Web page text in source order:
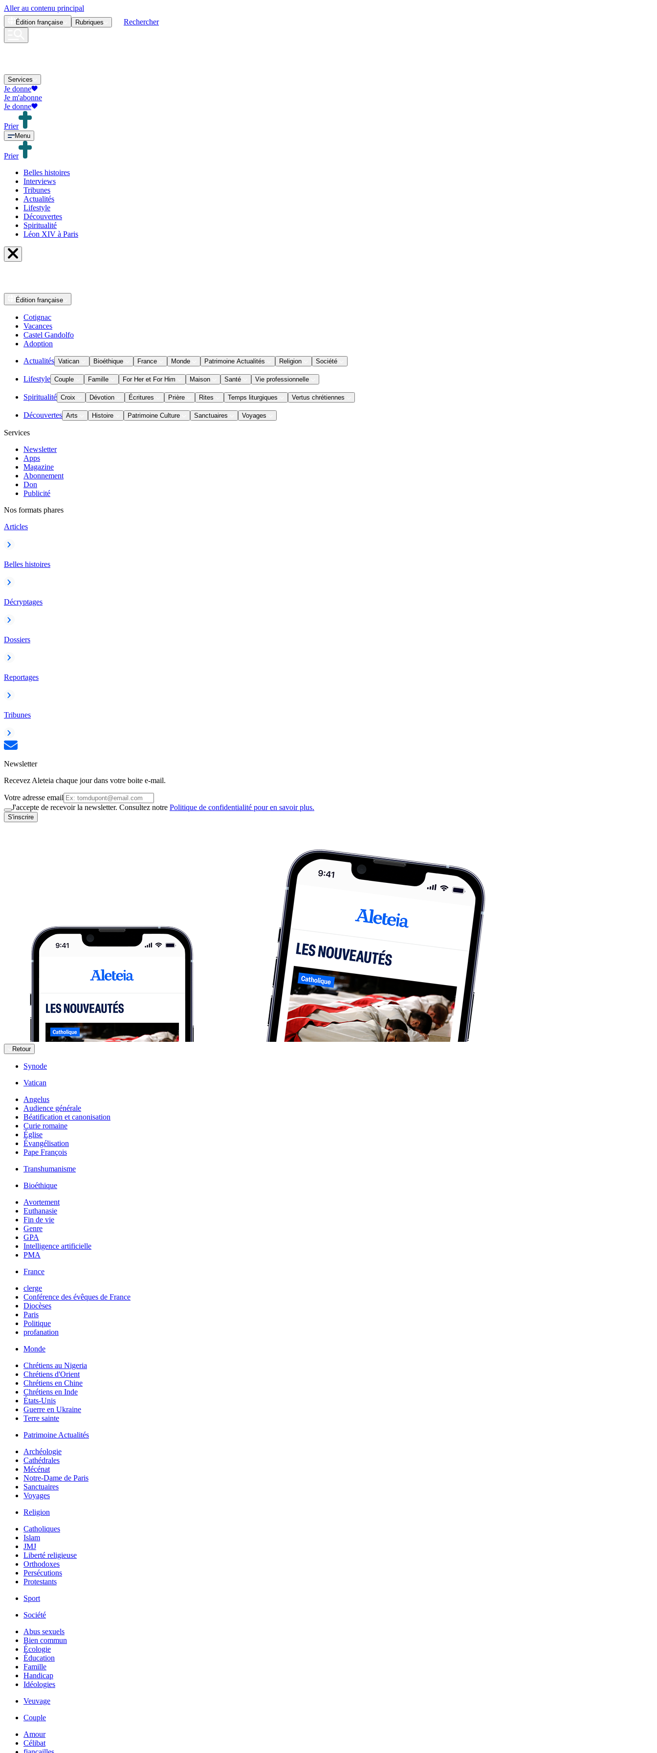
Aller au contenu principal
Édition française Rubriques Rechercher
Services
Je donne
Je m'abonne
Je donne
Prier
Menu
Prier
Belles histoires
Interviews
Tribunes
Actualités
Lifestyle
Découvertes
Spiritualité
Léon XIV à Paris
Édition française
Cotignac
Vacances
Castel Gandolfo
Adoption
Actualités Vatican Bioéthique France Monde Patrimoine Actualités Religion Société
Lifestyle Couple Famille For Her et For Him Maison Santé Vie professionnelle
Spiritualité Croix Dévotion Écritures Prière Rites Temps liturgiques Vertus chrétiennes
Découvertes Arts Histoire Patrimoine Culture Sanctuaires Voyages
Services
Newsletter
Apps
Magazine
Abonnement
Don
Publicité
Nos formats phares
Articles
Belles histoires
Décryptages
Dossiers
Reportages
Tribunes
Newsletter
Recevez Aleteia chaque jour dans votre boite e-mail.
Votre adresse email
J'accepte de recevoir la newsletter. Consultez notre Politique de confidentialité pour en savoir plus.
S'inscrire
Retour
Synode
Vatican
Angelus
Audience générale
Béatification et canonisation
Curie romaine
Église
Évangélisation
Pape François
Transhumanisme
Bioéthique
Avortement
Euthanasie
Fin de vie
Genre
GPA
Intelligence artificielle
PMA
France
clerge
Conférence des évêques de France
Diocèses
Paris
Politique
profanation
Monde
Chrétiens au Nigeria
Chrétiens d'Orient
Chrétiens en Chine
Chrétiens en Inde
États-Unis
Guerre en Ukraine
Terre sainte
Patrimoine Actualités
Archéologie
Cathédrales
Mécénat
Notre-Dame de Paris
Sanctuaires
Voyages
Religion
Catholiques
Islam
JMJ
Liberté religieuse
Orthodoxes
Persécutions
Protestants
Sport
Société
Abus sexuels
Bien commun
Écologie
Éducation
Famille
Handicap
Idéologies
Veuvage
Couple
Amour
Célibat